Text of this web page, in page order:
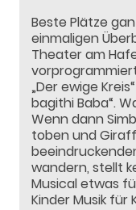
Beste Plätze
einmaligen
Theater am
„Der ewige
bagithi Baba“.
Wenn dann
toben und
wandern, stellt
Musical etwas
Kinder Musik für